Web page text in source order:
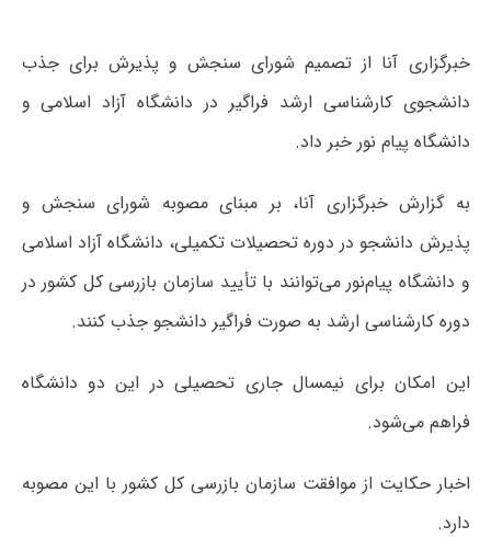
خبرگزاری آنا از تصمیم شورای سنجش و پذیرش برای جذب
دانشجوی کارشناسی ارشد فراگیر در دانشگاه آزاد اسلامی و
دانشگاه پیام نور خبر داد.
به گزارش خبرگزاری آنا، بر مبنای مصوبه شورای سنجش و
پذیرش دانشجو در دوره تحصیلات تکمیلی، دانشگاه آزاد اسلامی
و دانشگاه پیام‌نور می‌توانند با تأیید سازمان بازرسی کل کشور در
دوره کارشناسی ارشد به صورت فراگیر دانشجو جذب کنند.
این امکان برای نیمسال جاری تحصیلی در این دو دانشگاه
فراهم می‌شود.
اخبار حکایت از موافقت سازمان بازرسی کل کشور با این مصوبه
دارد.